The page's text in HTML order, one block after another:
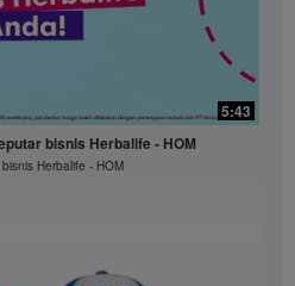
5:43
bisnis Herbalife - HOM
Herbalife - HOM